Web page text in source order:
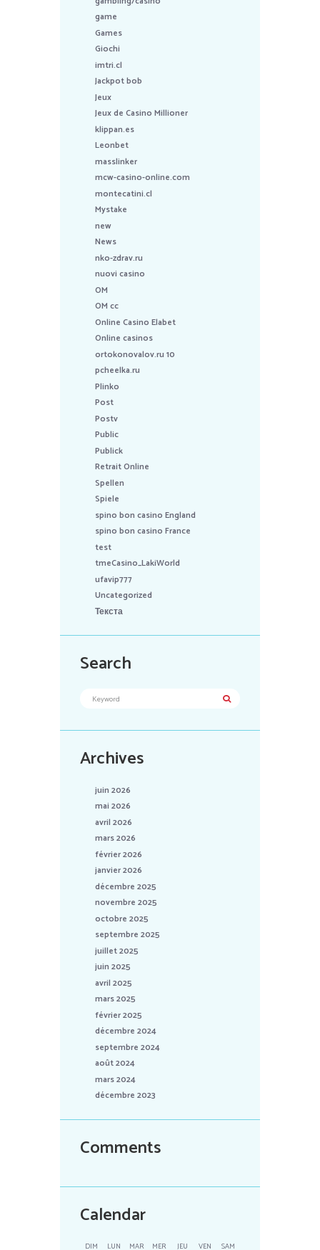
game
Games
Giochi
imtri.cl
Jackpot bob
Jeux
Jeux de Casino Millioner
klippan.es
Leonbet
masslinker
mcw-casino-online.com
montecatini.cl
Mystake
new
News
nko-zdrav.ru
nuovi casino
OM
OM cc
Online Casino Elabet
Online casinos
ortokonovalov.ru 10
pcheelka.ru
Plinko
Post
Postv
Public
Publick
Retrait Online
Spellen
Spiele
spino bon casino England
spino bon casino France
test
tmeCasino_LakiWorld
ufavip777
Uncategorized
Текста
Search
Archives
juin 2026
mai 2026
avril 2026
mars 2026
février 2026
janvier 2026
décembre 2025
novembre 2025
octobre 2025
septembre 2025
juillet 2025
juin 2025
avril 2025
mars 2025
février 2025
décembre 2024
septembre 2024
août 2024
mars 2024
décembre 2023
Comments
Calendar
DIM LUN MAR MER JEU VEN SAM